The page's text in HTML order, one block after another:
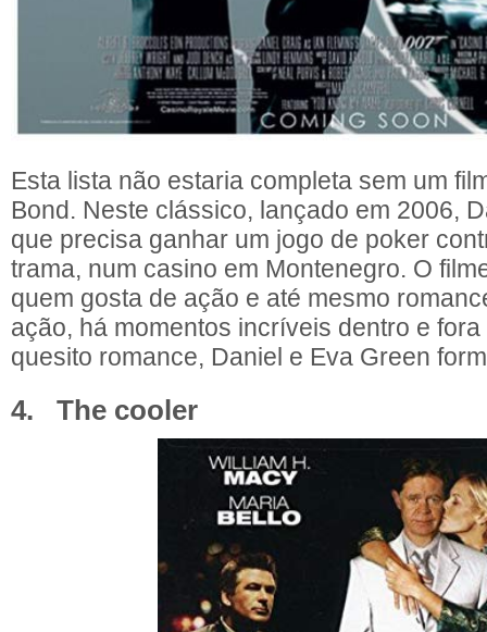
Esta lista não estaria completa sem um
Bond. Neste clássico, lançado em 2006,
que precisa ganhar um jogo de poker
trama, num casino em Montenegro. O
quem gosta de ação e até mesmo
ação, há momentos incríveis dentro e
quesito romance, Daniel e Eva Green
4. The cooler